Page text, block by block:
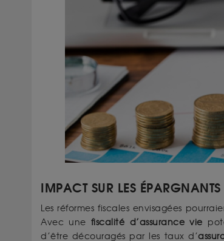
IMPACT SUR LES
Les réformes fiscales envisagées
Avec une fiscalité d’assurance vie
d’être découragés par les taux d’